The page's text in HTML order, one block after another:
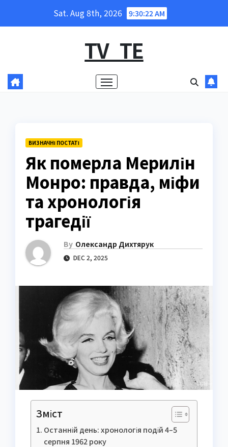
Sat. Aug 8th, 2026 9:30:23 AM
TV_TE
ВИЗНАЧНІ ПОСТАТІ
Як померла Мерилін
Монро: правда, міфи
та хронологія
трагедії
By Олександр Дихтярук
DEC 2, 2025
Зміст
Останній день: хронологія подій 4–5
серпня 1962 року